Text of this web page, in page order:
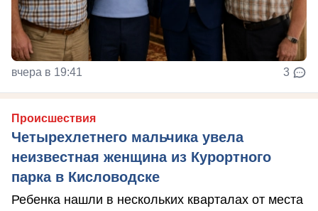
вчера в 19:41 3
Происшествия
Четырехлетнего мальчика увела
неизвестная женщина из Курортного
парка в Кисловодске
Ребенка нашли в нескольких кварталах от места